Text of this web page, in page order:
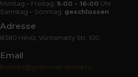
Montag – Freitag: 9.00 - 16:00 Uhr
Samstag – Sonntag: geschlossen
Adresse
8380 Hévíz, Vörösmarty Str. 100.
Email
kontakt@gelencserdental.hu